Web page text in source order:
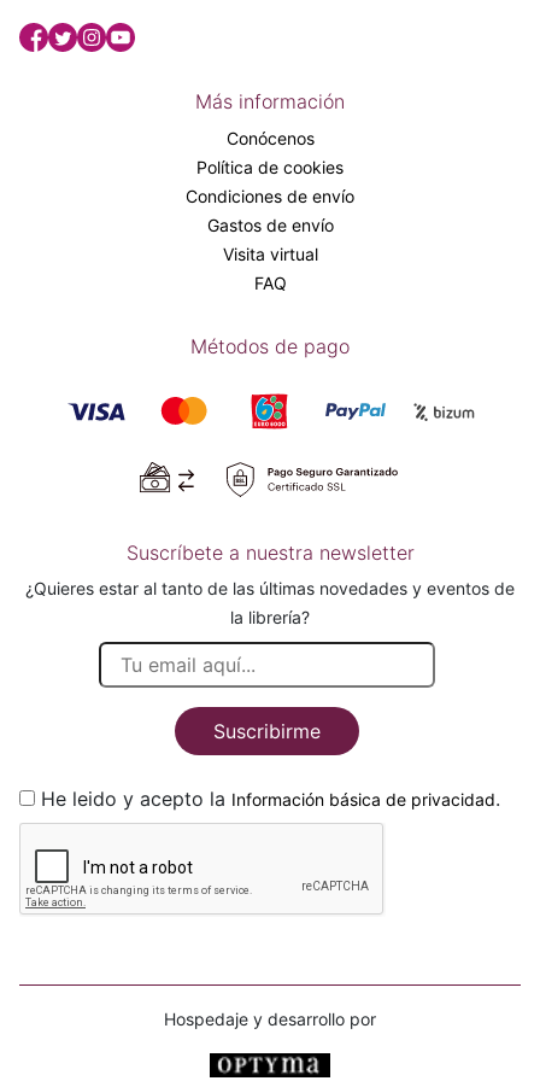
Más información
Conócenos
Política de cookies
Condiciones de envío
Gastos de envío
Visita virtual
FAQ
Métodos de pago
Suscríbete a nuestra newsletter
¿Quieres estar al tanto de las últimas novedades y eventos de
la librería?
Suscribirme
He leido y acepto la Información básica de privacidad.
Hospedaje y desarrollo por